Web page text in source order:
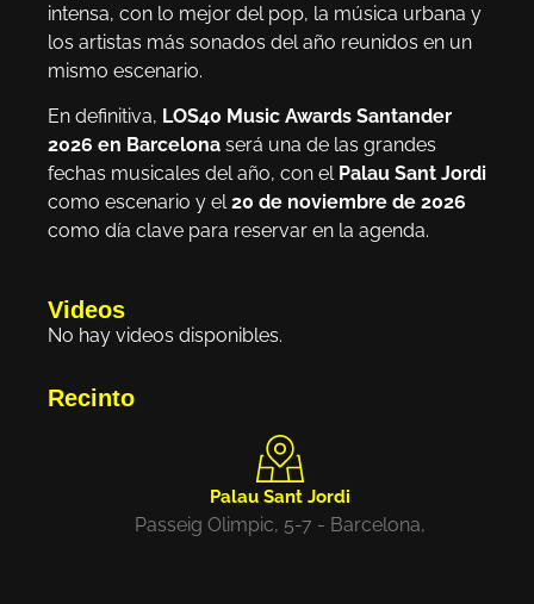
intensa, con lo mejor del pop, la música urbana y
los artistas más sonados del año reunidos en un
mismo escenario.
En definitiva, LOS40 Music Awards Santander
2026 en Barcelona será una de las grandes
fechas musicales del año, con el Palau Sant Jordi
como escenario y el20 de noviembre de 2026
como día clave para reservar en la agenda.
Videos
No hay videos disponibles.
Recinto
Palau Sant Jordi
Passeig Olimpic, 5-7 - Barcelona,